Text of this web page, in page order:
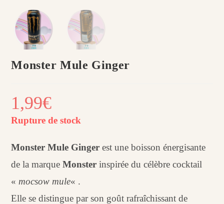
Monster Mule Ginger
1,99€
Rupture de stock
Monster Mule Ginger est une boisson énergisante
de la marqueMonster inspirée du célèbre cocktail
« mocsow mule« .
Elle se distingue par son goût rafraîchissant de